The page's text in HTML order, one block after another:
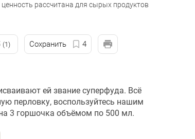
ценность рассчитана для сырых продуктов
(1) Сохранить 4
ей звание суперфуда. Всё
перловку, воспользуйтесь нашим
3 горшочка объёмом по 500 мл.